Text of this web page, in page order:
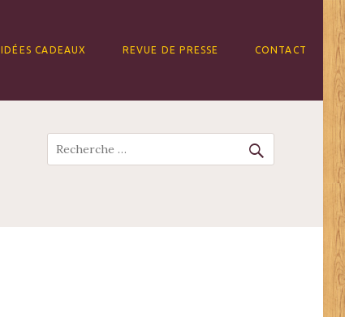
IDÉES CADEAUX REVUE DE PRESSE CONTACT
Recherche